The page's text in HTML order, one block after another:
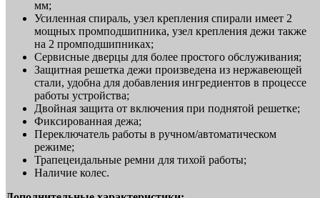
мм;
Усиленная спираль, узел крепления спирали имеет 2
мощных промподшипника, узел крепления дежи также
на 2 промподшипниках;
Сервисные дверцы для более простого обслуживания;
Защитная решетка дежи произведена из нержавеющей
стали, удобна для добавления ингредиентов в процессе
работы устройства;
Двойная защита от включения при поднятой решетке;
Фиксированная дежа;
Переключатель работы в ручном/автоматическом
режиме;
Трапецеидальные ремни для тихой работы;
Наличие колес.